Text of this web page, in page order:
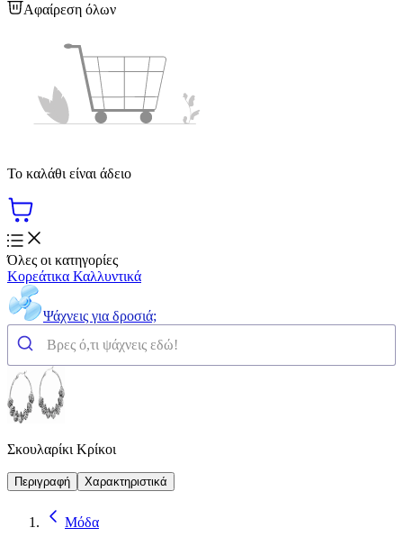
Αφαίρεση όλων
Το καλάθι είναι άδειο
Όλες οι κατηγορίες
Κορεάτικα Καλλυντικά
Ψάχνεις για δροσιά;
Σκουλαρίκι Κρίκοι
Περιγραφή Χαρακτηριστικά
Μόδα